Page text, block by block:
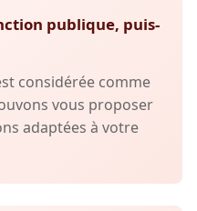
publique, puis-
considérée comme
vous proposer
adaptées à votre